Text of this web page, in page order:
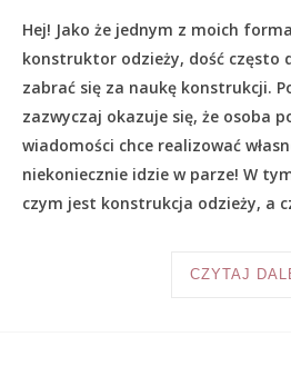
Hej! Jako że jednym z moich
konstruktor odzieży, dość często
zabrać się za naukę konstrukcji.
zazwyczaj okazuje się, że osoba
wiadomości chce realizować
niekoniecznie idzie w parze! W
czym jest konstrukcja odzieży, a
CZYTAJ